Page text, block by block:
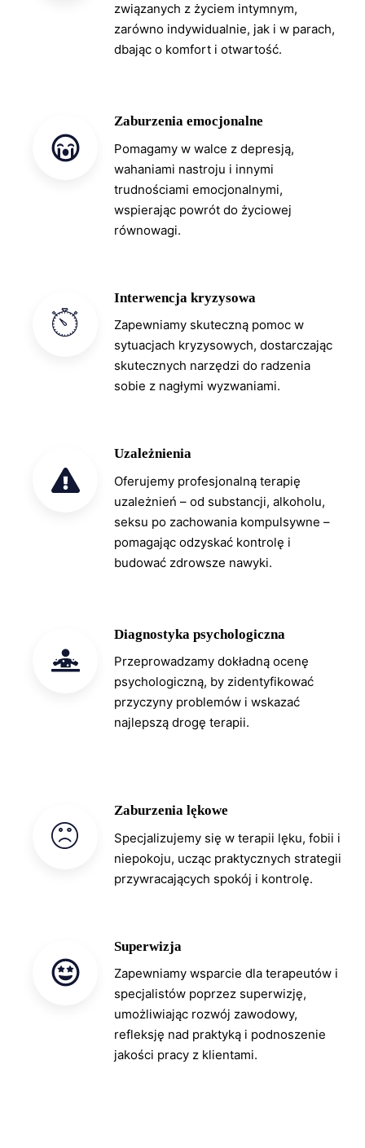
związanych z życiem intymnym,
zarówno indywidualnie, jak i w parach,
dbając o komfort i otwartość.
Zaburzenia emocjonalne
Pomagamy w walce z depresją,
wahaniami nastroju i innymi
trudnościami emocjonalnymi,
wspierając powrót do życiowej
równowagi.
Interwencja kryzysowa
Zapewniamy skuteczną pomoc w
sytuacjach kryzysowych, dostarczając
skutecznych narzędzi do radzenia
sobie z nagłymi wyzwaniami.
Uzależnienia
Oferujemy profesjonalną terapię
uzależnień – od substancji, alkoholu,
seksu po zachowania kompulsywne –
pomagając odzyskać kontrolę i
budować zdrowsze nawyki.
Diagnostyka psychologiczna
Przeprowadzamy dokładną ocenę
psychologiczną, by zidentyfikować
przyczyny problemów i wskazać
najlepszą drogę terapii.
Zaburzenia lękowe
Specjalizujemy się w terapii lęku, fobii i
niepokoju, ucząc praktycznych strategii
przywracających spokój i kontrolę.
Superwizja
Zapewniamy wsparcie dla terapeutów i
specjalistów poprzez superwizję,
umożliwiając rozwój zawodowy,
refleksję nad praktyką i podnoszenie
jakości pracy z klientami.